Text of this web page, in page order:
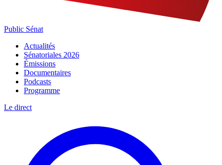
Public Sénat
Actualités
Sénatoriales 2026
Émissions
Documentaires
Podcasts
Programme
Le direct